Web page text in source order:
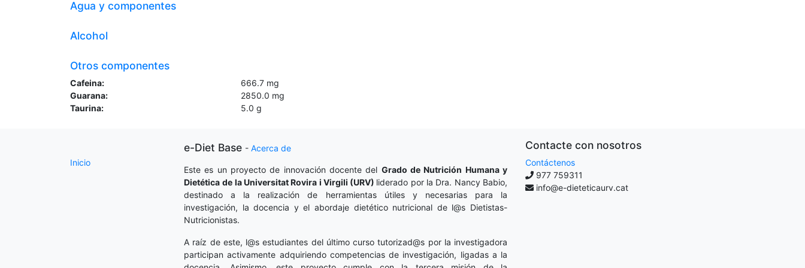
Agua y componentes
Alcohol
Otros componentes
Cafeina: 666.7 mg
Guarana:
2850.0 mg
Taurina:
5.0 g
Inicio
e-Diet Base - Acerca de
Este es un proyecto de innovación docente del Grado de Nutrición Humana y
Dietética de la Universitat Rovira i Virgili (URV) liderado por la Dra. Nancy Babio,
destinado a la realización de herramientas útiles y necesarias para la
investigación, la docencia y el abordaje dietético nutricional de l@s Dietistas-
Nutricionistas.
A raíz de este, l@s estudiantes del último curso tutorizad@s por la investigadora
participan activamente adquiriendo competencias de investigación, ligadas a la
Contacte con nosotros
Contáctenos
977 759311
info@e-dieteticaurv.cat